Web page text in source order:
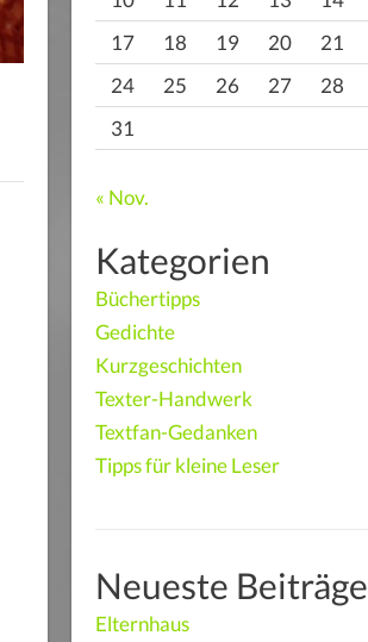
17
18 19 20 21
24
25 26 27 28
31
« Nov.
Kategorien
Büchertipps
Gedichte
Kurzgeschichten
Texter-Handwerk
Textfan-Gedanken
Tipps für kleine Leser
Neueste Beiträge
Elternhaus